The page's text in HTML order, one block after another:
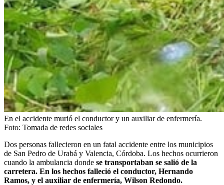
En el accidente murió el conductor y un auxiliar de enfermería.
Foto: Tomada de redes sociales
Dos personas fallecieron en un fatal accidente entre los municipios
de San Pedro de Urabá y Valencia, Córdoba. Los hechos ocurrieron
cuando la ambulancia donde se transportaban se salió de la
carretera. En los hechos falleció el conductor, Hernando
Ramos, y el auxiliar de enfermería, Wilson Redondo.